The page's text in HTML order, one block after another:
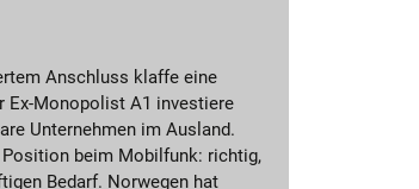
Anschluss klaffe eine
Ex-Monopolist A1 investiere
Unternehmen im Ausland.
Position beim Mobilfunk: richtig,
Bedarf. Norwegen hat